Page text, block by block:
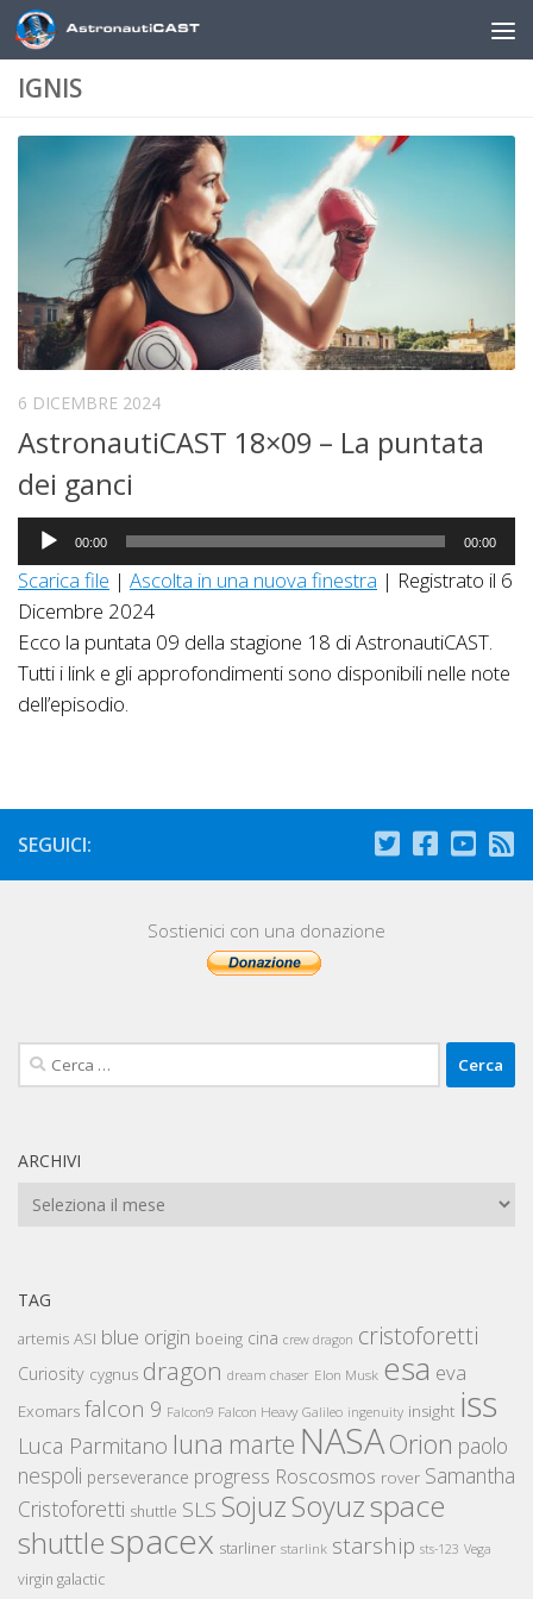
Sotto il contenuto
IGNIS
6 DICEMBRE 2024
AstronautiCAST 18×09 – La puntata
dei ganci
Audio
Player
00:00 00:00
Scarica file | Ascolta in una nuova finestra | Registrato il 6
Dicembre 2024
Ecco la puntata 09 della stagione 18 di AstronautiCAST.
Tutti i link e gli approfondimenti sono disponibili nelle note
dell’episodio.
SEGUICI:
Sostienici con una donazione
Ricerca
per:
ARCHIVI
Archivi
TAG
artemis ASI blue origin boeing cina crew dragon cristoforetti
Curiosity cygnus dragon dream chaser Elon Musk esa eva
Exomars falcon 9 Falcon9 Falcon Heavy Galileo ingenuity insight iss
Luca Parmitano luna marte NASAOrion paolo
nespoli perseverance progress Roscosmos rover Samantha
Cristoforetti shuttle SLS SojuzSoyuzspace
shuttlespacex starliner starlink starship sts-123 Vega
virgin galactic